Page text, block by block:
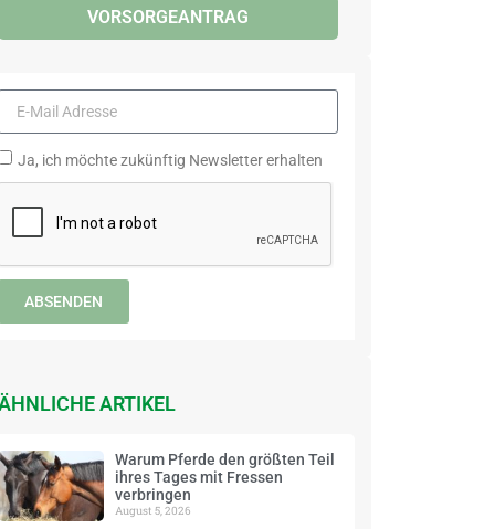
VORSORGEANTRAG
Ja, ich möchte zukünftig Newsletter erhalten
ABSENDEN
ARTIKEL
Warum Pferde den größten Teil
ihres Tages mit Fressen
verbringen
August 5, 2026